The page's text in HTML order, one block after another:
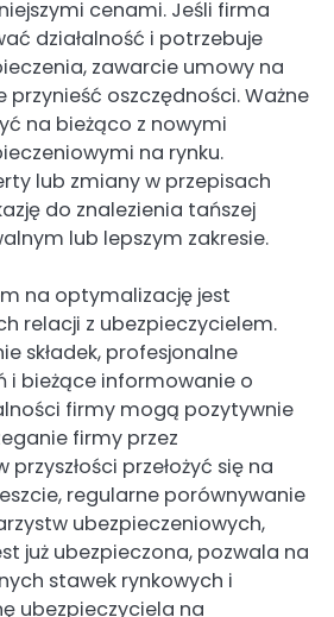
cenami. Jeśli firma
działalność i potrzebuje
zawarcie umowy na
przynieść oszczędności. Ważne
na bieżąco z nowymi
na rynku.
lub zmiany w przepisach
do znalezienia tańszej
lub lepszym zakresie.
na optymalizację jest
relacji z ubezpieczycielem.
składek, profesjonalne
i bieżące informowanie o
firmy mogą pozytywnie
firmy przez
przełożyć się na
regularne porównywanie
ubezpieczeniowych,
już ubezpieczona, pozwala na
stawek rynkowych i
ubezpieczyciela na